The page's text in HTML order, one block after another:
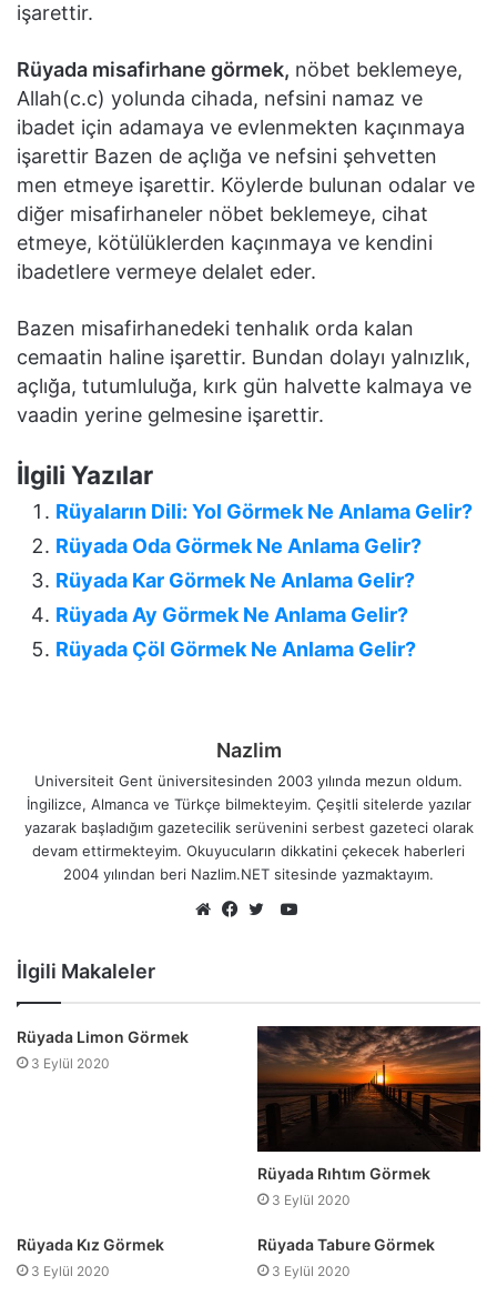
işarettir.
Rüyada misafirhane görmek, nöbet beklemeye,
Allah(c.c) yolunda cihada, nefsini namaz ve
ibadet için adamaya ve evlenmekten kaçınmaya
işarettir Bazen de açlığa ve nefsini şehvetten
men etmeye işarettir. Köylerde bulunan odalar ve
diğer misafirhaneler nöbet beklemeye, cihat
etmeye, kötülüklerden kaçınmaya ve kendini
ibadetlere vermeye delalet eder.
Bazen misafirhanedeki tenhalık orda kalan
cemaatin haline işarettir. Bundan dolayı yalnızlık,
açlığa, tutumluluğa, kırk gün halvette kalmaya ve
vaadin yerine gelmesine işarettir.
İlgili Yazılar
Rüyaların Dili: Yol Görmek Ne Anlama Gelir?
Rüyada Oda Görmek Ne Anlama Gelir?
Rüyada Kar Görmek Ne Anlama Gelir?
Rüyada Ay Görmek Ne Anlama Gelir?
Rüyada Çöl Görmek Ne Anlama Gelir?
Nazlim
Universiteit Gent üniversitesinden 2003 yılında mezun oldum.
İngilizce, Almanca ve Türkçe bilmekteyim. Çeşitli sitelerde yazılar
yazarak başladığım gazetecilik serüvenini serbest gazeteci olarak
devam ettirmekteyim. Okuyucuların dikkatini çekecek haberleri
2004 yılından beri Nazlim.NET sitesinde yazmaktayım.
YouTube
İlgili Makaleler
Rüyada Limon Görmek
3 Eylül 2020
Rüyada Rıhtım Görmek
3 Eylül 2020
Rüyada Kız Görmek
3 Eylül 2020
Rüyada Tabure Görmek
3 Eylül 2020